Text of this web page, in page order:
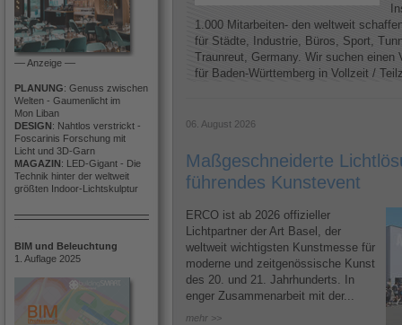
–– Anzeige ––
PLANUNG: Genuss zwischen
Welten - Gaumenlicht im
Mon Liban
DESIGN: Nahtlos verstrickt -
Foscarinis Forschung mit
Licht und 3D-Garn
MAGAZIN: LED-Gigant - Die
Technik hinter der weltweit
größten Indoor-Lichtskulptur
BIM und Beleuchtung
1. Auflage 2025
1.000 Mitarbeiten- den weltweit
für Städte, Industrie, Büros, Sport,
Traunreut, Germany. Wir suchen einen
für Baden-Württemberg in Vollzeit /
06. August 2026
Maßgeschneiderte
führendes Kunstevent
ERCO ist ab 2026 offizieller
Lichtpartner der Art Basel, der
weltweit wichtigsten Kunstmesse für
moderne und zeitgenössische Kunst
des 20. und 21. Jahrhunderts. In
enger Zusammenarbeit mit der...
mehr >>